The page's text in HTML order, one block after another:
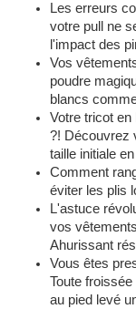
Les erreurs
votre pull ne
l'impact des
Vos
poudre
blancs
Votre tricot
?! Découvrez
taille initiale
Comment
éviter les plis
L'astuce
vos
Ahurissant
Vous êtes
Toute
au pied levé